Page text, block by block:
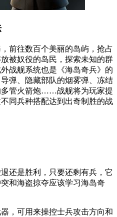
前往数百个美丽的岛屿，抢占
被奴役的岛民，探索未知的群
战舰系统也是《海岛奇兵》的
弹、隐藏部队的烟雾弹、冻结
多管火箭炮……战舰将为玩家提
同兵种搭配达到出奇制胜的战
还是胜利，只要还剩有兵，它
和海盗掠夺应该学习海岛奇
，可用来操控士兵攻击方向和